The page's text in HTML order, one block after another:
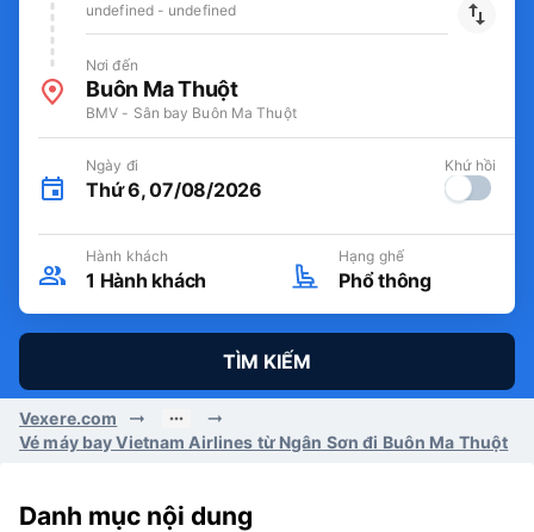
undefined - undefined
Nơi đến
Buôn Ma Thuột
BMV - Sân bay Buôn Ma Thuột
Ngày đi
Thứ 6, 07/08/2026
Khứ hồi
Hành khách
1 Hành khách
Hạng ghế
Phổ thông
TÌM KIẾM
Vexere.com
Vé máy bay Vietnam Airlines từ Ngân Sơn đi Buôn Ma Thuột
Danh mục nội dung